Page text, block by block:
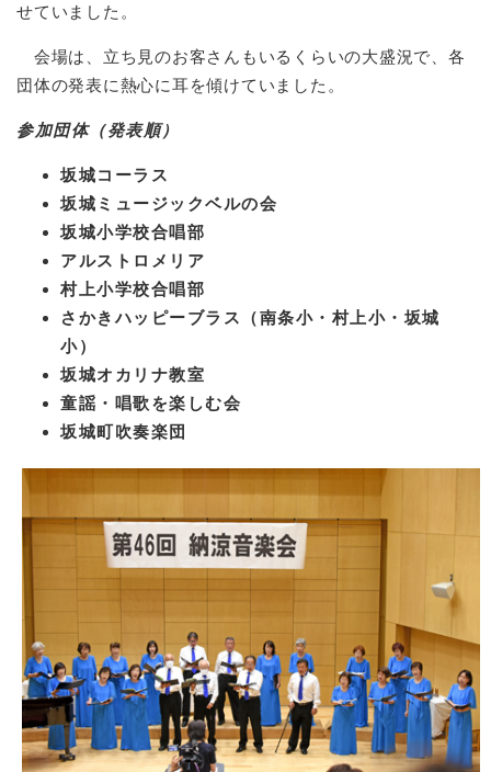
せていました。
会場は、立ち見のお客さんもいるくらいの大盛況で、各
団体の発表に熱心に耳を傾けていました。
参加団体（発表順）
坂城コーラス
坂城ミュージックベルの会
坂城小学校合唱部
アルストロメリア
村上小学校合唱部
さかきハッピーブラス（南条小・村上小・坂城
小）
坂城オカリナ教室
童謡・唱歌を楽しむ会
坂城町吹奏楽団